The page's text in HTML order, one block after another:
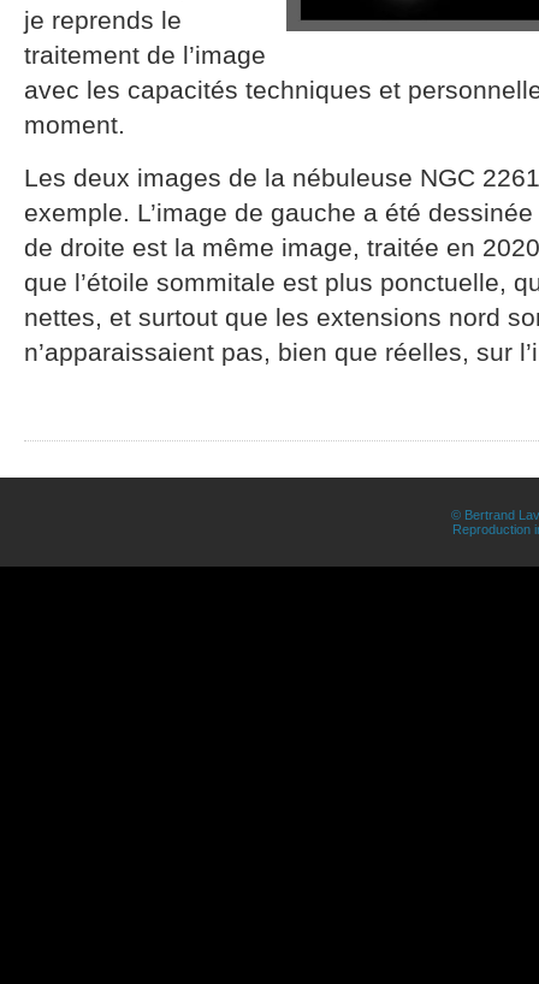
je reprends le
traitement de l’image
avec les capacités techniques et
moment.
Les deux images de la nébuleuse NGC
exemple. L’image de gauche a été
de droite est la même image, traitée en
que l’étoile sommitale est plus ponctuelle,
nettes, et surtout que les extensions nord
n’apparaissaient pas, bien que réelles, sur
© Bertrand
Reproduction